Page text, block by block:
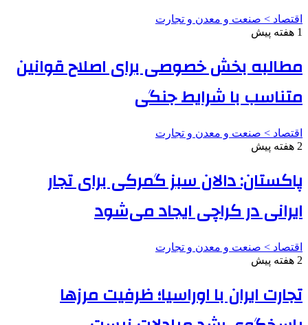
اقتصاد > صنعت و معدن و تجارت
1 هفته پیش
مطالبه بخش خصوصی برای اصلاح قوانین
متناسب با شرایط جنگی
اقتصاد > صنعت و معدن و تجارت
2 هفته پیش
پاکستان: دالان سبز گمرکی برای تجار
ایرانی در کراچی ایجاد می‌شود
اقتصاد > صنعت و معدن و تجارت
2 هفته پیش
تجارت ایران با اوراسیا؛ ظرفیت مرزها